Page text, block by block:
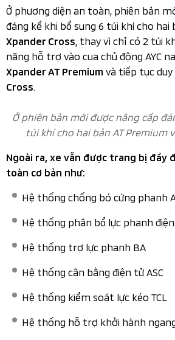
Mitsubishi Xpander sẽ được bọc
khi bản Xpander Cross sẽ là hai
Cửa gió điều hòa được đặt trên trần
lạnh lan tỏa đều khắp khoang cabin,
ghế thứ 2 và thứ 3.
Ở hàng ghế thứ 2 với không gian
và khả năng điều chỉnh linh hoạt,
trải nghiệm rất thoải mái, là yếu tố
Xpander được nhiều gia đình và
dịch vụ tin tưởng lựa chọn.